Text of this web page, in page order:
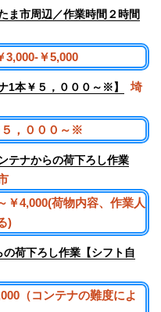
ま市周辺／作業時間２時間
3,000-￥5,000
1本￥５，０００～※】
埼
５，０００～※
テナからの荷下ろし作業
￥4,000(荷物内容、作業人
)
の荷下ろし作業【シフト自
（コンテナの難度によ